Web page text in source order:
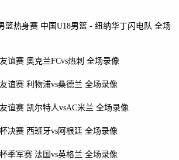
篮热身赛 中国U18男篮 - 纽纳华丁闪电队 全场
谊赛 奥克兰FCvs热刺 全场录像
谊赛 利物浦vs桑德兰 全场录像
谊赛 凯尔特人vsAC米兰 全场录像
决赛 西班牙vs阿根廷 全场录像
季军赛 法国vs英格兰 全场录像